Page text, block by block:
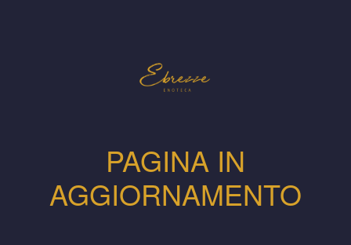
PAGINA IN
AGGIORNAMENTO